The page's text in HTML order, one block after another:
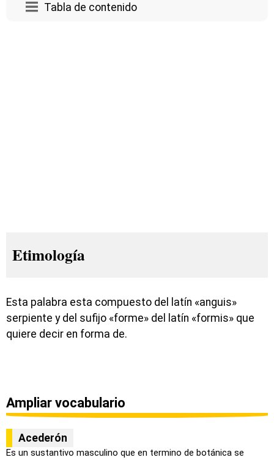
Tabla de contenido
Etimología
Esta palabra esta compuesto del latín «anguis»
serpiente y del sufijo «forme» del latín «formis» que
quiere decir en forma de.
Ampliar vocabulario
Acederón
Es un sustantivo masculino que en termino de botánica se